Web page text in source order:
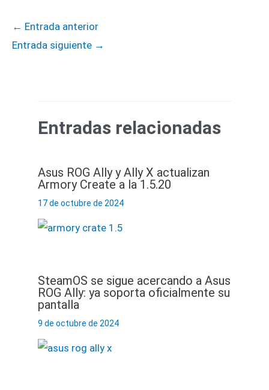
← Entrada anterior
Entrada siguiente →
Entradas relacionadas
Asus ROG Ally y Ally X actualizan
Armory Create a la 1.5.20
17 de octubre de 2024
SteamOS se sigue acercando a Asus
ROG Ally: ya soporta oficialmente su
pantalla
9 de octubre de 2024